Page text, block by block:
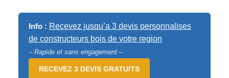
Info : Recevez jusqu’a 3 devis personnalises
de constructeurs bois de votre region
– Rapide et sans engagement –
RECEVEZ 3 DEVIS GRATUITS